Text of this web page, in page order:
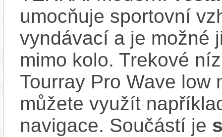
umocňuje sportovní
vyndávací a je možné
mimo kolo. Trekové
Tourray Pro Wave low
můžete využít
navigace. Součástí je